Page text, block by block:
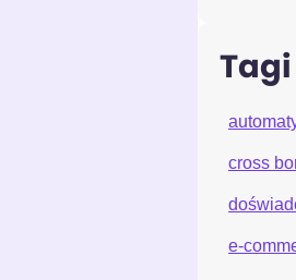
Tagi
cross
e-